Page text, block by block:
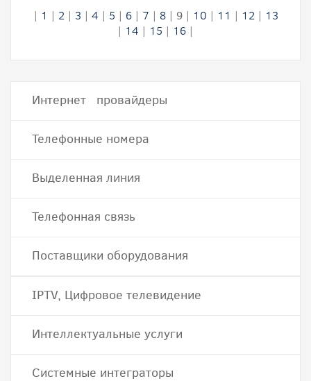
| 1 | 2| 3 | 4 | 5 | 6| 7 | 8| 9| 10 | 11 | 12| 13
| 14 | 15 | 16 |
Интернет провайдеры
Телефонные номера
Выделенная линия
Телефонная связь
Поставщики оборудования
IPTV, Цифровое телевидение
Интеллектуальные услуги
Системные интеграторы